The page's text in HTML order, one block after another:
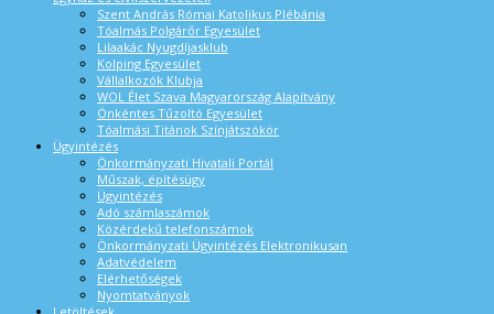
Szent András Római Katolikus Plébánia
Tóalmás Polgárőr Egyesület
Lilaakác Nyugdíjasklub
Kolping Egyesület
Vállalkozók Klubja
WOL Élet Szava Magyarország Alapítvány
Önkéntes Tűzoltó Egyesület
Tóalmási Titánok Színjátszókör
Ügyintézés
Önkormányzati Hivatali Portál
Műszak, építésügy
Ügyintézés
Adó számlaszámok
Közérdekű telefonszámok
Önkormányzati Ügyintézés Elektronikusan
Adatvédelem
Elérhetőségek
Nyomtatványok